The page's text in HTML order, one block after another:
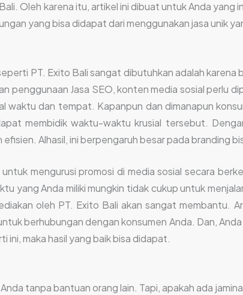
Oleh karena itu, artikel ini dibuat untuk Anda yang
yang bisa didapat dari menggunakan jasa unik
PT. Exito Bali sangat dibutuhkan adalah
penggunaan Jasa SEO, konten media sosial perlu
waktu dan tempat. Kapanpun dan dimanapun
membidik waktu-waktu krusial tersebut.
Alhasil, ini berpengaruh besar pada branding
mengurusi promosi di media sosial secara
yang Anda miliki mungkin tidak cukup untuk
oleh PT. Exito Bali akan sangat membantu.
berhubungan dengan konsumen Anda. Dan,
maka hasil yang baik bisa didapat.
tanpa bantuan orang lain. Tapi, apakah ada